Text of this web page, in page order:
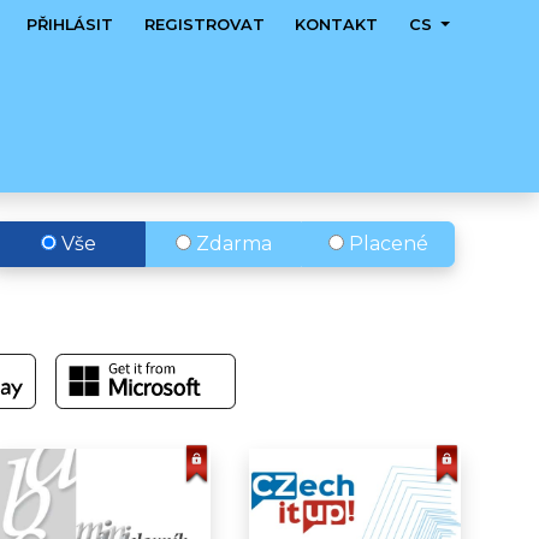
PŘIHLÁSIT REGISTROVAT KONTAKT CS
Vše Zdarma Placené